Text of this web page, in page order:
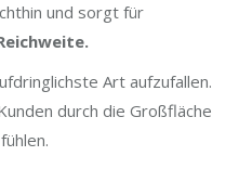
und sorgt für
Art aufzufallen.
durch die Großfläche